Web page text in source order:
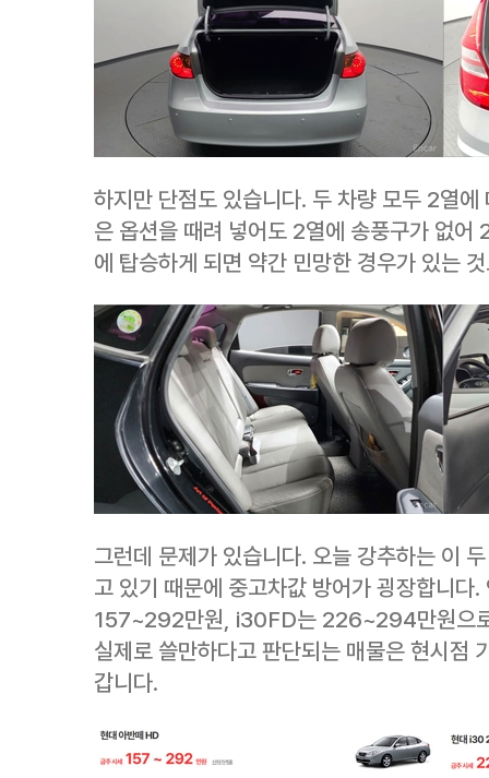
하지만 단점도 있습니다. 두 차량 모두 2열
은 옵션을 때려 넣어도 2열에 송풍구가 없어
에 탑승하게 되면 약간 민망한 경우가 있는
그런데 문제가 있습니다. 오늘 강추하는 이
고 있기 때문에 중고차값 방어가 굉장합니
157~292만원, i30FD는 226~294만원으
실제로 쓸만하다고 판단되는 매물은 현시점
갑니다.